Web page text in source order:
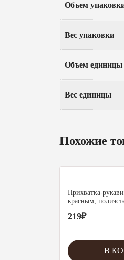
Объем
Вес упаковки
Объем единицы
Вес единицы
Похожие
Прихватка-
красным,
219₽
В